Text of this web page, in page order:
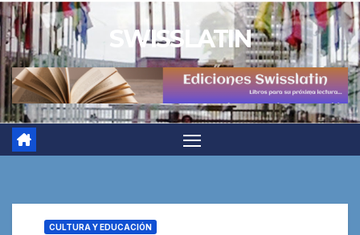
Saltar
al
contenido
SWISSLATIN
CULTURA Y EDUCACIÓN